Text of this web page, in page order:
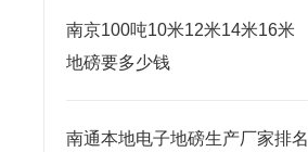
南京100吨10米12米14米16米
地磅要多少钱
南通本地电子地磅生产厂家排名